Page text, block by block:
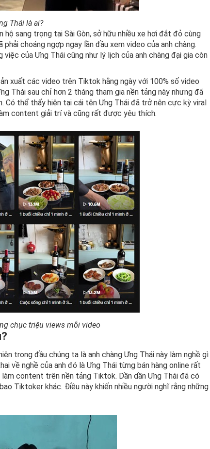
Thái là ai?
hộ sang trọng tại Sài Gòn, sở hữu nhiều xe hơi đắt đỏ cùng
choáng ngợp ngay lần đầu xem video của anh chàng.
của Ưng Thái cũng như lý lịch của anh chàng đại gia còn
xuất các video trên Tiktok hằng ngày với 100% số video
Thái sau chỉ hơn 2 tháng tham gia nền tảng này nhưng đã
Có thể thấy hiện tại cái tên Ưng Thái đã trở nên cực kỳ viral
content giải trí và cũng rất được yêu thích.
chục triệu views mỗi video
trong đầu chúng ta là anh chàng Ưng Thái này làm nghề gì
về nghề của anh đó là Ưng Thái từng bán hàng online rất
content trên nền tảng Tiktok. Dần dần Ưng Thái đã có
Tiktoker khác. Điều này khiến nhiều người nghĩ rằng những